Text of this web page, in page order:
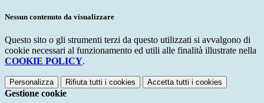
Nessun contenuto da visualizzare
Questo sito o gli strumenti terzi da questo utilizzati si avvalgono di
cookie necessari al funzionamento ed utili alle finalità illustrate nella
COOKIE POLICY.
Personalizza Rifiuta tutti i cookies Accetta tutti i cookies
Gestione cookie